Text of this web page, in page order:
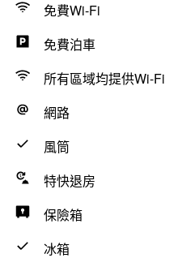
免費Wi-Fi
免費泊車
所有區域均提供Wi-Fi
網路
風筒
特快退房
保險箱
冰箱